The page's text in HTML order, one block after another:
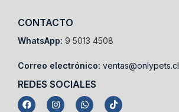
CONTACTO
WhatsApp: 9 5013 4508
Correo electrónico: ventas@onlypets.cl
REDES SOCIALES